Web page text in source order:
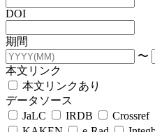
DOI
期間
〜
本文リンク
本文リンクあり
データソース
JaLC
IRDB Crossref